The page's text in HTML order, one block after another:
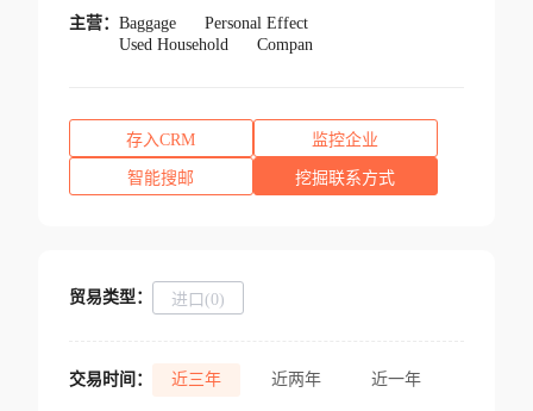
主营： Baggage
Personal Effect
Used Household
Compan
存入CRM 监控企业
智能搜邮 挖掘联系方式
贸易类型： 进口(0)
交易时间： 近三年 近两年 近一年